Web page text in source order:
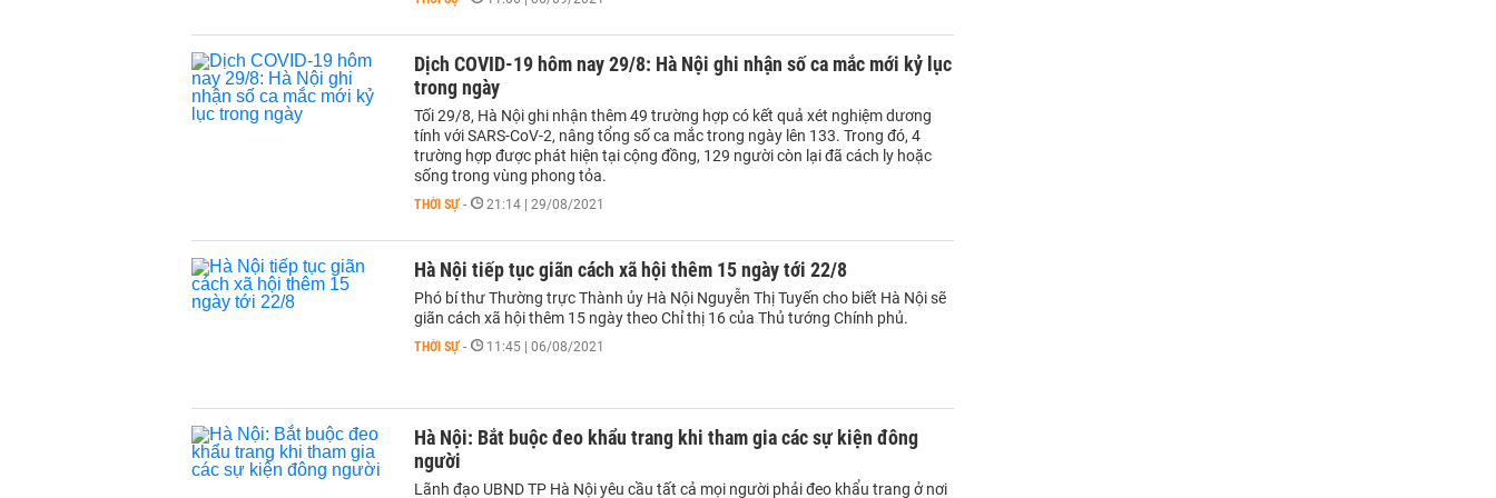
Dịch COVID-19 hôm nay 29/8: Hà Nội ghi nhận số ca mắc mới kỷ lục
trong ngày
Tối 29/8, Hà Nội ghi nhận thêm 49 trường hợp có kết quả xét nghiệm dương
tính với SARS-CoV-2, nâng tổng số ca mắc trong ngày lên 133. Trong đó, 4
trường hợp được phát hiện tại cộng đồng, 129 người còn lại đã cách ly hoặc
sống trong vùng phong tỏa.
THỜI SỰ - 21:14 | 29/08/2021
Hà Nội tiếp tục giãn cách xã hội thêm 15 ngày tới 22/8
Phó bí thư Thường trực Thành ủy Hà Nội Nguyễn Thị Tuyến cho biết Hà Nội sẽ
giãn cách xã hội thêm 15 ngày theo Chỉ thị 16 của Thủ tướng Chính phủ.
THỜI SỰ - 11:45 | 06/08/2021
Hà Nội: Bắt buộc đeo khẩu trang khi tham gia các sự kiện đông
người
Lãnh đạo UBND TP Hà Nội yêu cầu tất cả mọi người phải đeo khẩu trang ở nơi